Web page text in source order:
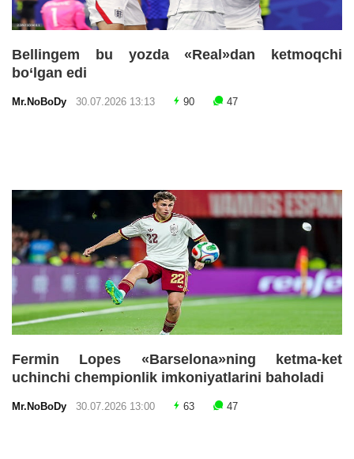
Bellingem bu yozda «Real»dan ketmoqchi
bo‘lgan edi
Mr.NoBoDy 30.07.2026 13:13 90 47
Fermin Lopes «Barselona»ning ketma-ket
uchinchi chempionlik imkoniyatlarini baholadi
Mr.NoBoDy 30.07.2026 13:00 63 47